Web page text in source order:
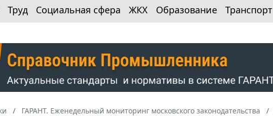
Труд Социальная сфера ЖКХ Образование Транспорт
ГАРАНТ. Еженедельный мониторинг московского законодательства